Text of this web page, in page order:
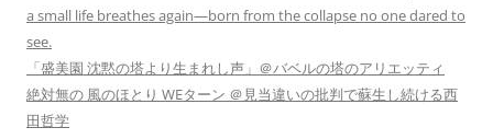
a small life breathes again—born from the collapse no one dared to
see.
「盛美園 沈黙の塔より生まれし声」＠バベルの塔のアリエッティ
絶対無の 風のほとり WEターン ＠見当違いの批判で蘇生し続ける西
田哲学